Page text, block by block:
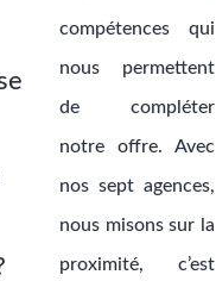
compétences qui
nous permettent
de compléter
notre offre. Avec
nos sept agences,
nous misons sur la
proximité, c’est